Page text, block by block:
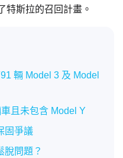
特斯拉的召回計畫。
輛 Model 3 及 Model
且未包含 Model Y
固爭議
脫問題？